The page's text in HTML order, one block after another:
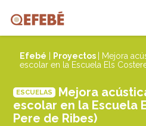
Efebé Proyectos
| Mejora
escolar en la Escuela Els
ESCUELAS
Mejora
escolar en la Escuela
Pere de Ribes)